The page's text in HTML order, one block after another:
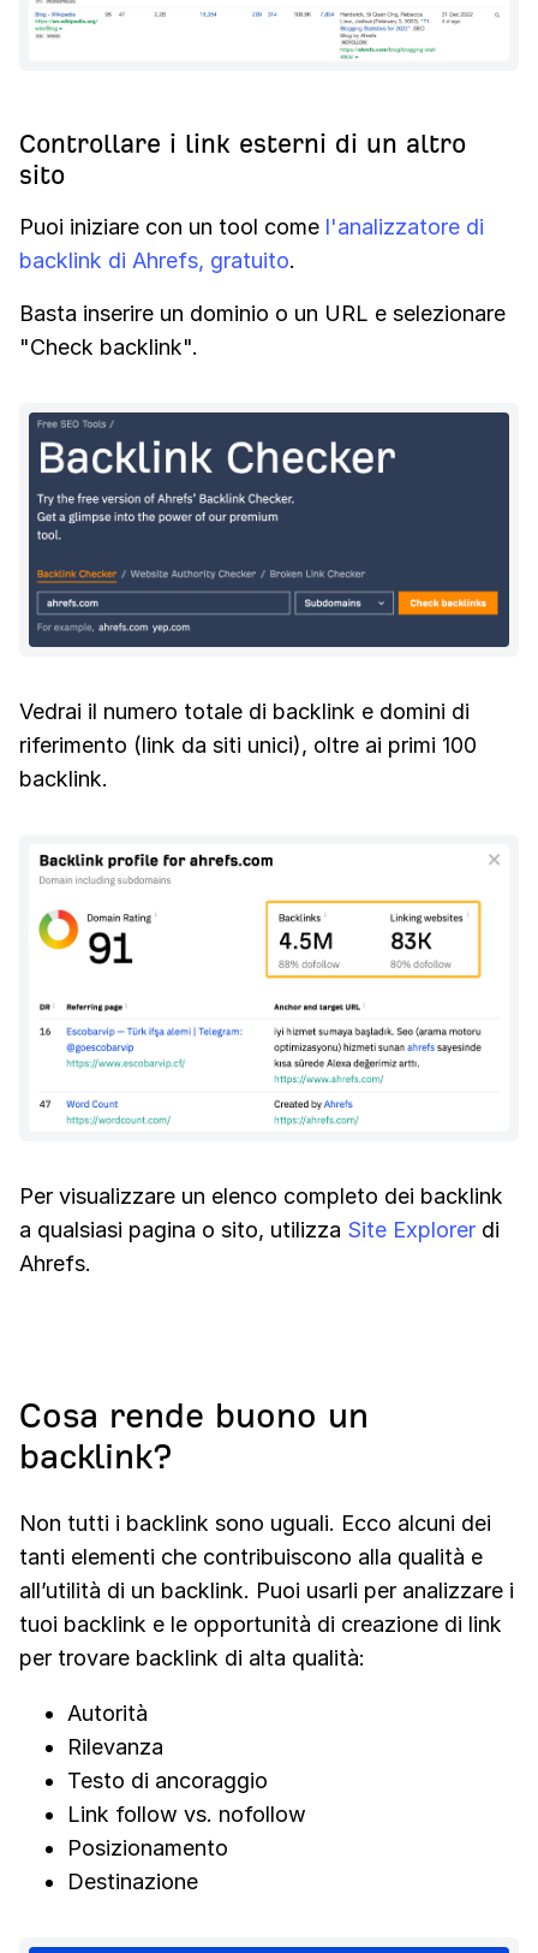
Controllare i link esterni di un altro
sito
Puoi iniziare con un tool come l'analizzatore di
backlink di Ahrefs, gratuito.
Basta inserire un dominio o un URL e selezionare
"Check backlink".
Vedrai il numero totale di backlink e domini di
riferimento (link da siti unici), oltre ai primi 100
backlink.
Per visualizzare un elenco completo dei backlink
a qualsiasi pagina o sito, utilizza Site Explorer di
Ahrefs.
Cosa rende buono un
backlink?
Non tutti i backlink sono uguali. Ecco alcuni dei
tanti elementi che contribuiscono alla qualità e
all’utilità di un backlink. Puoi usarli per analizzare i
tuoi backlink e le opportunità di creazione di link
per trovare backlink di alta qualità:
Autorità
Rilevanza
Testo di ancoraggio
Link follow vs. nofollow
Posizionamento
Destinazione